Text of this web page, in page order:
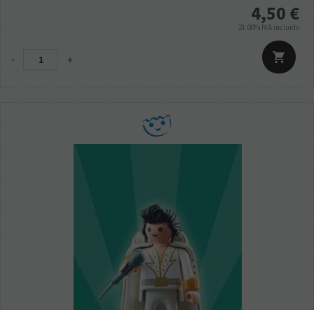
4,50 €
21.00% IVA incluido
- +